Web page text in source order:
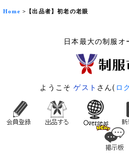
Home >【出品者】初老の老眼
日本最大の制服オ
ようこそゲスト さん( ロ